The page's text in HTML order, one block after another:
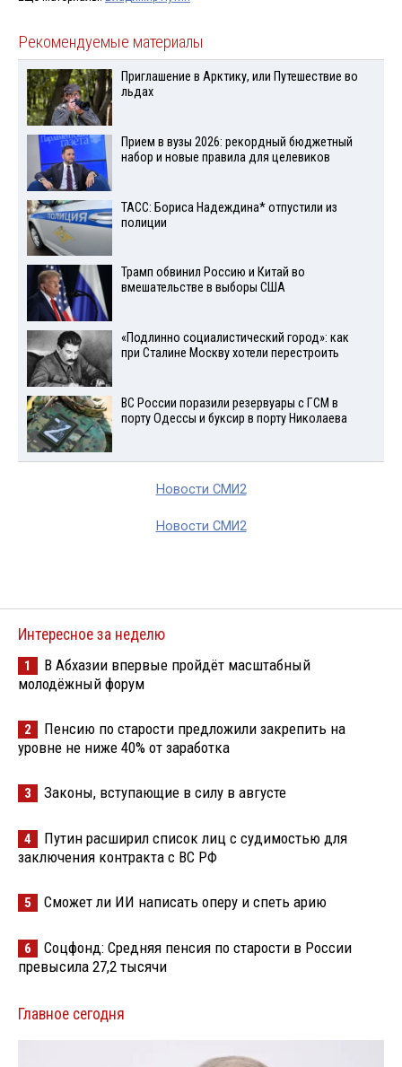
Рекомендуемые материалы
Приглашение в Арктику, или Путешествие во
льдах
Прием в вузы 2026: рекордный бюджетный
набор и новые правила для целевиков
ТАСС: Бориса Надеждина* отпустили из
полиции
Трамп обвинил Россию и Китай во
вмешательстве в выборы США
«Подлинно социалистический город»: как
при Сталине Москву хотели перестроить
ВС России поразили резервуары с ГСМ в
порту Одессы и буксир в порту Николаева
Новости СМИ2
Новости СМИ2
Интересное за неделю
1
В Абхазии впервые пройдёт масштабный
молодёжный форум
2
Пенсию по старости предложили закрепить на
уровне не ниже 40% от заработка
3 Законы, вступающие в силу в августе
4
Путин расширил список лиц с судимостью для
заключения контракта с ВС РФ
5 Сможет ли ИИ написать оперу и спеть арию
6
Соцфонд: Средняя пенсия по старости в России
превысила 27,2 тысячи
Главное сегодня